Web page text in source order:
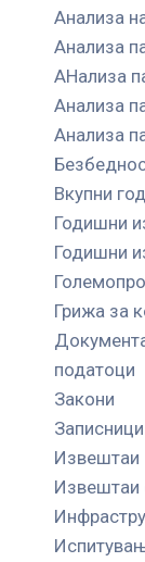
Анализа
Анализа
АНализа
Анализа
Анализа
Вкупни
Годишни
Годишни
Грижа за
податоци
Закони
Записници
Извештаи
Извештаи